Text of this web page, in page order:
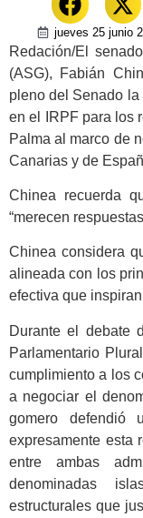
jueves 25 junio
Redación/El
(ASG), Fabián
pleno del Senado la
en el IRPF para los
Palma al marco de
Canarias y de
Chinea recuerda
“merecen
Chinea considera
alineada con los
efectiva que
Durante el debate
Parlamentario
cumplimiento a los
a negociar el
gomero defendió
expresamente esta
entre ambas
denominadas
estructurales que